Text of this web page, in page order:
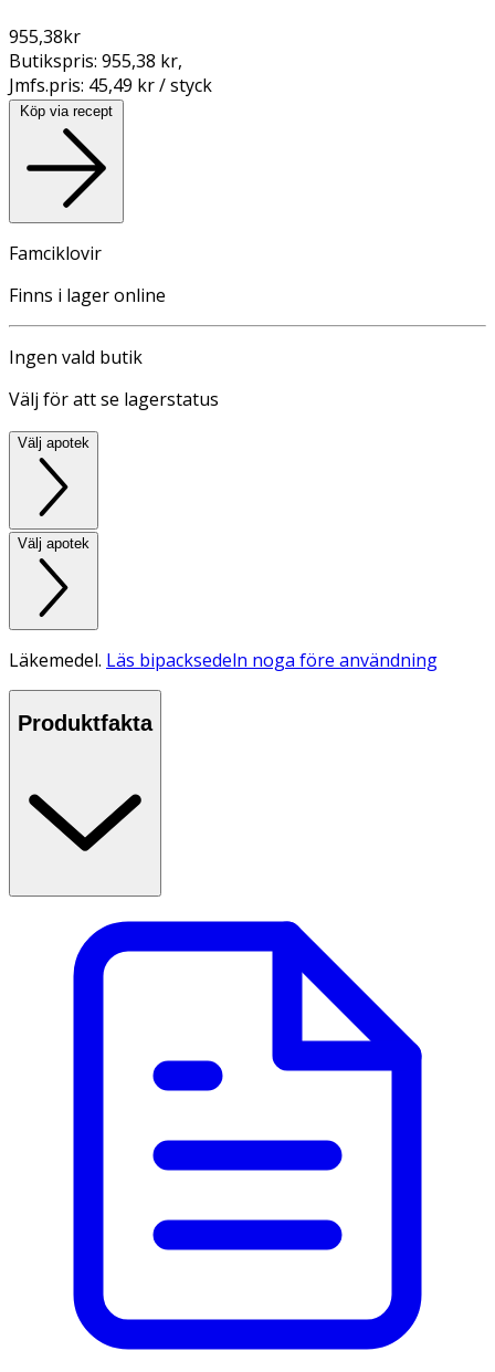
955,38kr
Butikspris: 955,38 kr,
Jmfs.pris: 45,49 kr / styck
Köp via recept
Famciklovir
Finns i lager online
Ingen vald butik
Välj för att se lagerstatus
Välj apotek
Välj apotek
Läkemedel. Läs bipacksedeln noga före användning
Produktfakta